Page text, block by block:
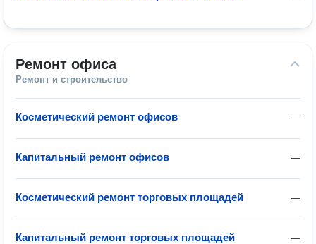
Ремонт офиса
Ремонт и строительство
—
Косметический ремонт офисов
—
Капитальный ремонт офисов
—
Косметический ремонт торговых площадей
—
Капитальный ремонт торговых площадей